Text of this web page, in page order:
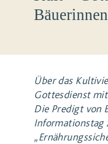
Über das
Gottesdienst
Die Predigt von
Informationstag